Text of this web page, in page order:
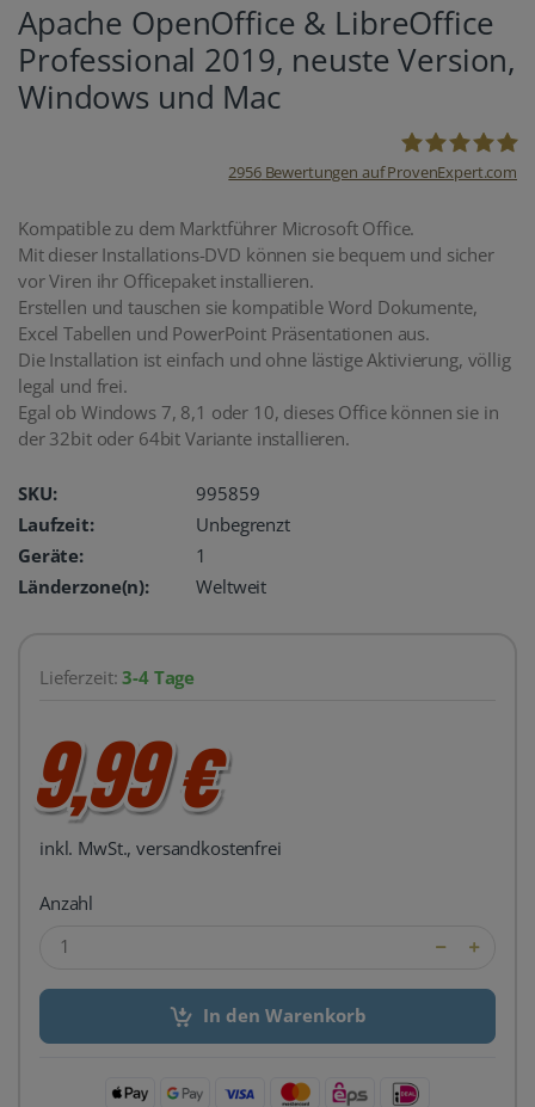
Apache OpenOffice & LibreOffice
Professional 2019, neuste Version,
Windows und Mac
2956Bewertungen auf ProvenExpert.com
Kompatible zu dem Marktführer Microsoft Office.
Mit dieser Installations-DVD können sie bequem und sicher
vor Viren ihr Officepaket installieren.
Erstellen und tauschen sie kompatible Word Dokumente,
Excel Tabellen und PowerPoint Präsentationen aus.
Die Installation ist einfach und ohne lästige Aktivierung, völlig
legal und frei.
Egal ob Windows 7, 8,1 oder 10, dieses Office können sie in
der 32bit oder 64bit Variante installieren.
SKU:
995859
Laufzeit:
Unbegrenzt
Geräte:
1
Länderzone(n):
Weltweit
Lieferzeit:3-4 Tage
9,99 €
inkl. MwSt., versandkostenfrei
Anzahl
In den Warenkorb